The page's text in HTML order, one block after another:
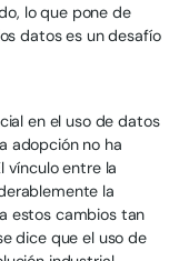
lo que pone de
datos es un desafío
en el uso de datos
adopción no ha
vínculo entre la
la
estos cambios tan
dice que el uso de